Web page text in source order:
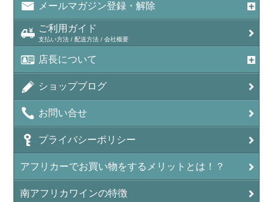
メールマガジン登録・解除
ご利用ガイド
支払い方法 / 配送方法 / 会社概要
店長について
ショップブログ
お問い合せ
プライバシーポリシー
アフリカーでお買い物をするメリットとは！？
南アフリカワインの特徴